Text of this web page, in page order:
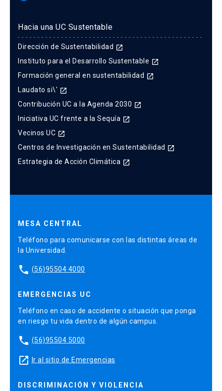
Hacia una UC Sustentable
Dirección de Sustentabilidad launch
Instituto para el Desarrollo Sustentable launch
Formación general en sustentabilidad launch
Laudato si\' launch
Contribución UC a la Agenda 2030 launch
Iniciativa UC frente a la Sequía launch
Vecinos UC launch
Centros de Investigación en Sustentabilidad launch
Estrategia de Acción Climática launch
MESA CENTRAL
Teléfono para comunicarse con las distintas áreas de
la Universidad.
phone (56)95504 4000
EMERGENCIAS UC
Teléfono en caso de accidente o situación que ponga
en riesgo tu vida dentro de algún campus.
phone (56)95504 5000
launch Ir al sitio de Emergencias
DISCRIMINACIÓN Y VIOLENCIA